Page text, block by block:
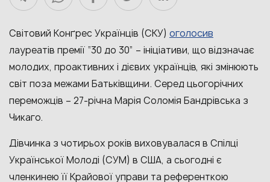
Світовий Конґрес Українців (СКУ) оголосив
лауреатів премії “30 до 30” – ініціативи, що відзначає
молодих, проактивних і дієвих українців, які змінюють
світ поза межами Батьківщини. Серед цьогорічних
переможців – 27-річна Марія Соломія Бандрівська з
Чикаго.
Дівчинка з чотирьох років виховувалася в Спілці
Української Молоді (СУМ) в США, а сьогодні є
членкинею її Крайової управи та референткою